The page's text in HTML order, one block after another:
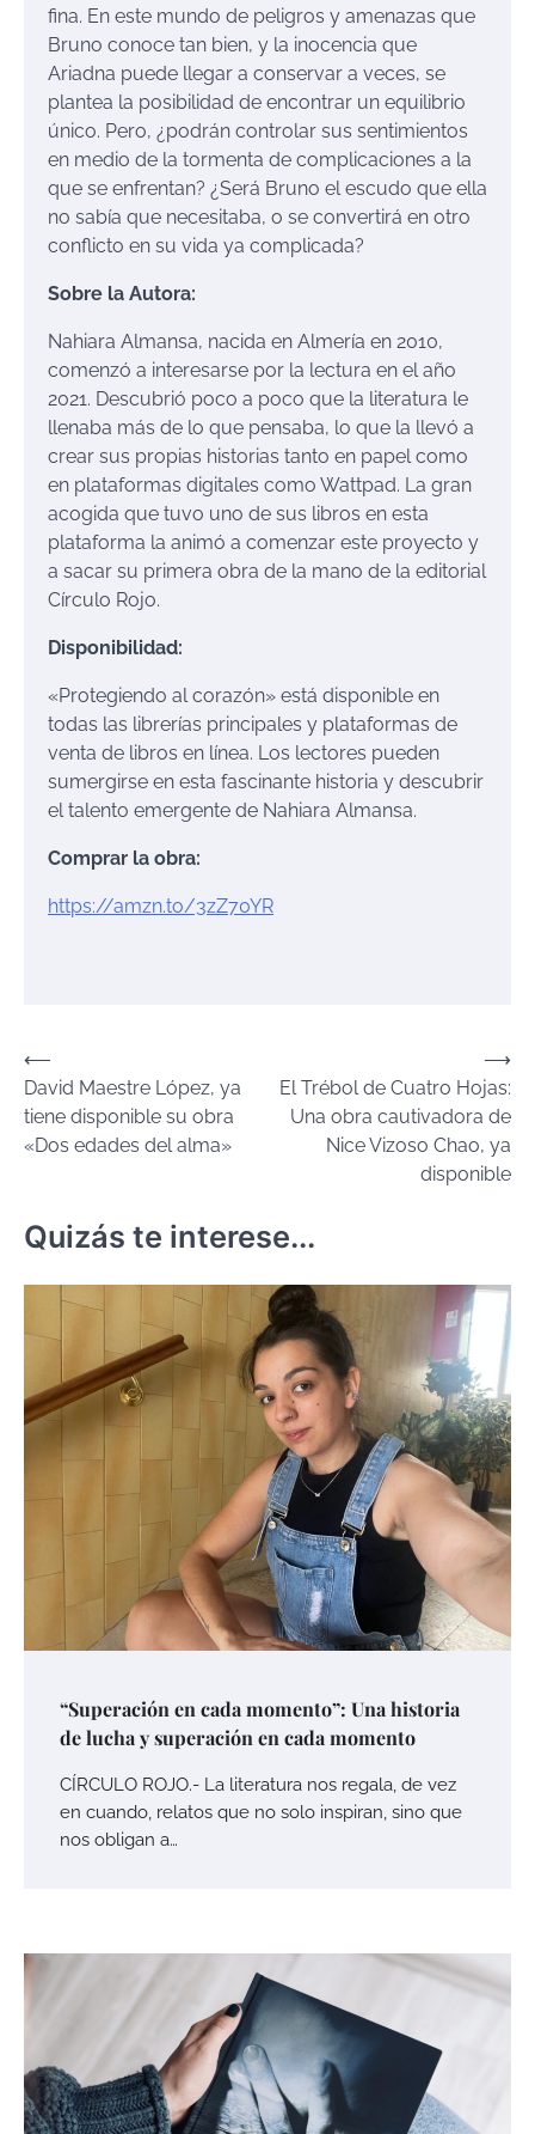
fina. En este mundo de peligros y amenazas que
Bruno conoce tan bien, y la inocencia que
Ariadna puede llegar a conservar a veces, se
plantea la posibilidad de encontrar un equilibrio
único. Pero, ¿podrán controlar sus sentimientos
en medio de la tormenta de complicaciones a la
que se enfrentan? ¿Será Bruno el escudo que ella
no sabía que necesitaba, o se convertirá en otro
conflicto en su vida ya complicada?
Sobre la Autora:
Nahiara Almansa, nacida en Almería en 2010,
comenzó a interesarse por la lectura en el año
2021. Descubrió poco a poco que la literatura le
llenaba más de lo que pensaba, lo que la llevó a
crear sus propias historias tanto en papel como
en plataformas digitales como Wattpad. La gran
acogida que tuvo uno de sus libros en esta
plataforma la animó a comenzar este proyecto y
a sacar su primera obra de la mano de la editorial
Círculo Rojo.
Disponibilidad:
«Protegiendo al corazón» está disponible en
todas las librerías principales y plataformas de
venta de libros en línea. Los lectores pueden
sumergirse en esta fascinante historia y descubrir
el talento emergente de Nahiara Almansa.
Comprar la obra:
https://amzn.to/3zZ70YR
Navegación
de
entradas
⟵
David Maestre López, ya
tiene disponible su obra
«Dos edades del alma»
El Trébol de Cuatro Hojas:
Una obra cautivadora de
Nice Vizoso Chao, ya
disponible
⟶
Quizás te interese...
“Superación en cada momento”: Una historia
de lucha y superación en cada momento
CÍRCULO ROJO.- La literatura nos regala, de vez
en cuando, relatos que no solo inspiran, sino que
nos obligan a…